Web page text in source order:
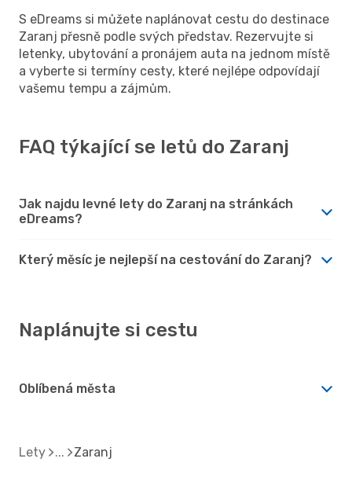
S eDreams si můžete naplánovat cestu do destinace
Zaranj přesně podle svých představ. Rezervujte si
letenky, ubytování a pronájem auta na jednom místě
a vyberte si termíny cesty, které nejlépe odpovídají
vašemu tempu a zájmům.
FAQ týkající se letů do Zaranj
Jak najdu levné lety do Zaranj na stránkách
eDreams?
Který měsíc je nejlepší na cestování do Zaranj?
Naplánujte si cestu
Oblíbená města
Lety Zaranj